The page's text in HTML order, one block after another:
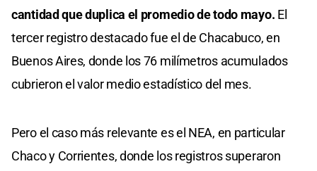
cantidad que duplica el promedio de todo mayo. El
tercer registro destacado fue el de Chacabuco, en
Buenos Aires, donde los 76 milímetros acumulados
cubrieron el valor medio estadístico del mes.
Pero el caso más relevante es el NEA, en particular
Chaco y Corrientes, donde los registros superaron